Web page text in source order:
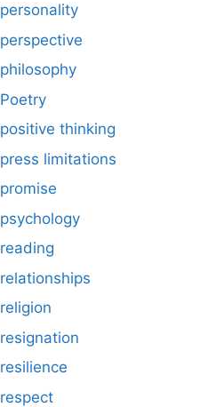
personality
perspective
philosophy
Poetry
positive thinking
press limitations
promise
psychology
reading
relationships
religion
resignation
resilience
respect